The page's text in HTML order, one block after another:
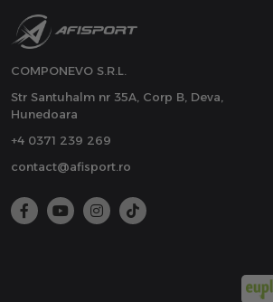
COMPONEVO S.R.L.
Str Santuhalm nr 35A, Corp B, Deva,
Hunedoara
+4 0371 239 269
contact@afisport.ro